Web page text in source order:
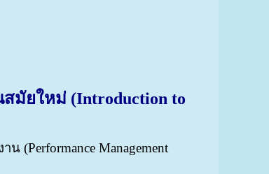
มัยใหม่ (Introduction to
(Performance Management